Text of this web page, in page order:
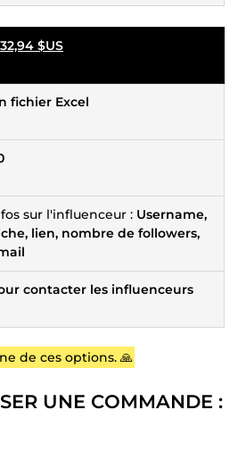
$US
fichier Excel
sur l'influenceur : Username,
lien, nombre de followers,
contacter les influenceurs
de ces options. 🙏
UNE COMMANDE :